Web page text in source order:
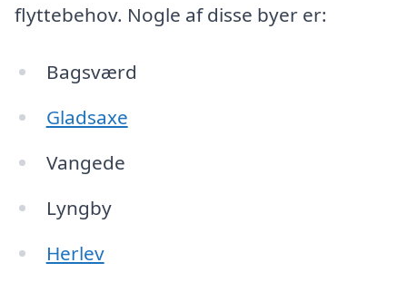
flyttebehov. Nogle af disse byer er:
Bagsværd
Gladsaxe
Vangede
Lyngby
Herlev